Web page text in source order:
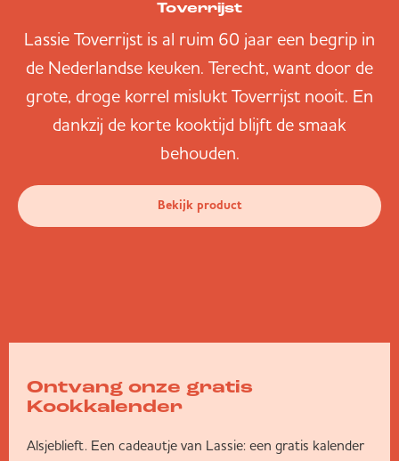
Toverrijst
Lassie Toverrijst is al ruim 60 jaar een begrip in
de Nederlandse keuken. Terecht, want door de
grote, droge korrel mislukt Toverrijst nooit. En
dankzij de korte kooktijd blijft de smaak
behouden.
Bekijk product
Ontvang onze gratis
Kookkalender
Alsjeblieft. Een cadeautje van Lassie: een gratis kalender